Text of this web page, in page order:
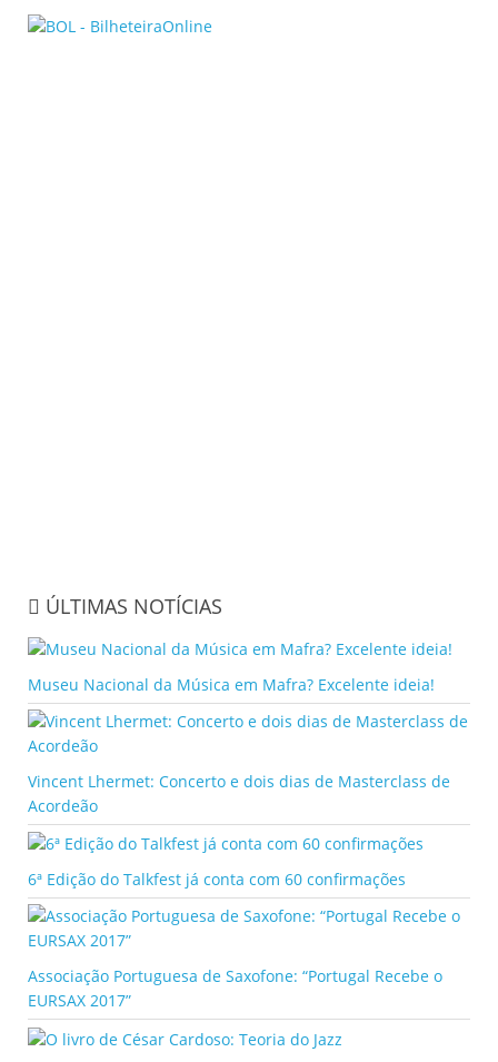
ÚLTIMAS NOTÍCIAS
Museu Nacional da Música em Mafra? Excelente ideia!
Vincent Lhermet: Concerto e dois dias de Masterclass de
Acordeão
6ª Edição do Talkfest já conta com 60 confirmações
Associação Portuguesa de Saxofone: “Portugal Recebe o
EURSAX 2017”